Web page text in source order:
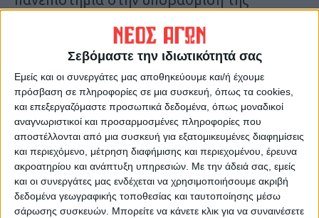
Σεβόμαστε την ιδιωτικότητά σας
Εμείς και οι συνεργάτες μας αποθηκεύουμε και/ή έχουμε
πρόσβαση σε πληροφορίες σε μια συσκευή, όπως τα cookies,
και επεξεργαζόμαστε προσωπικά δεδομένα, όπως μοναδικοί
αναγνωριστικοί και προσαρμοσμένες πληροφορίες που
αποστέλλονται από μια συσκευή για εξατομικευμένες διαφημίσεις
και περιεχόμενο, μέτρηση διαφήμισης και περιεχομένου, έρευνα
ακροατηρίου και ανάπτυξη υπηρεσιών. Με την άδειά σας, εμείς
και οι συνεργάτες μας ενδέχεται να χρησιμοποιήσουμε ακριβή
δεδομένα γεωγραφικής τοποθεσίας και ταυτοποίησης μέσω
σάρωσης συσκευών. Μπορείτε να κάνετε κλικ για να συναινέσετε
εξοικονομηθούν χρήματα.
Μετά τα τρένα, το ρεύμα, τα λιμάνια, τα
αεροδρόμια, την υγεία, η κυβέρνηση θέλει
να προχωρήσει
στην ίδρυση ιδιωτικών – μη κρατικών
πανεπιστημίων», σημείωσαν
χαρακτηριστικά.